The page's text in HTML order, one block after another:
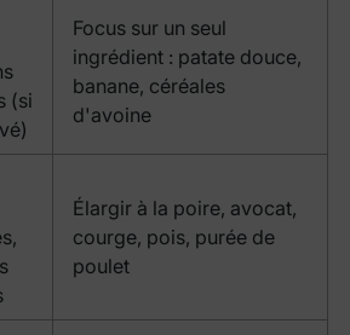
(si
Focus sur un seul
ingrédient : patate douce,
banane, céréales
d'avoine
Élargir à la poire, avocat,
courge, pois, purée de
poulet